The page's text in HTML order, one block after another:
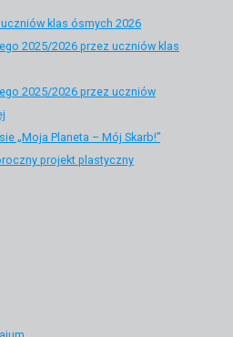
klas ósmych 2026
2025/2026 przez uczniów klas
2025/2026 przez uczniów
„Moja Planeta – Mój Skarb!”
projekt plastyczny